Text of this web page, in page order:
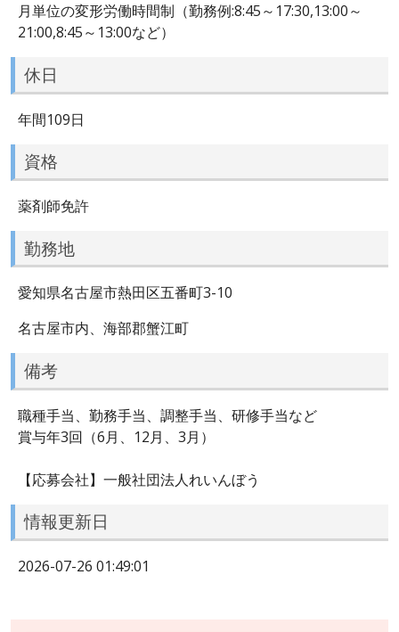
月単位の変形労働時間制（勤務例:8:45～17:30,13:00～
21:00,8:45～13:00など）
休日
年間109日
資格
薬剤師免許
勤務地
愛知県名古屋市熱田区五番町3-10
名古屋市内、海部郡蟹江町
備考
職種手当、勤務手当、調整手当、研修手当など
賞与年3回（6月、12月、3月）
【応募会社】一般社団法人れいんぼう
情報更新日
2026-07-26 01:49:01